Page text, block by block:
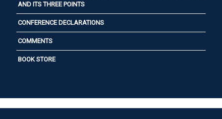
AND ITS THREE POINTS
CONFERENCE DECLARATIONS
COMMENTS
BOOK STORE